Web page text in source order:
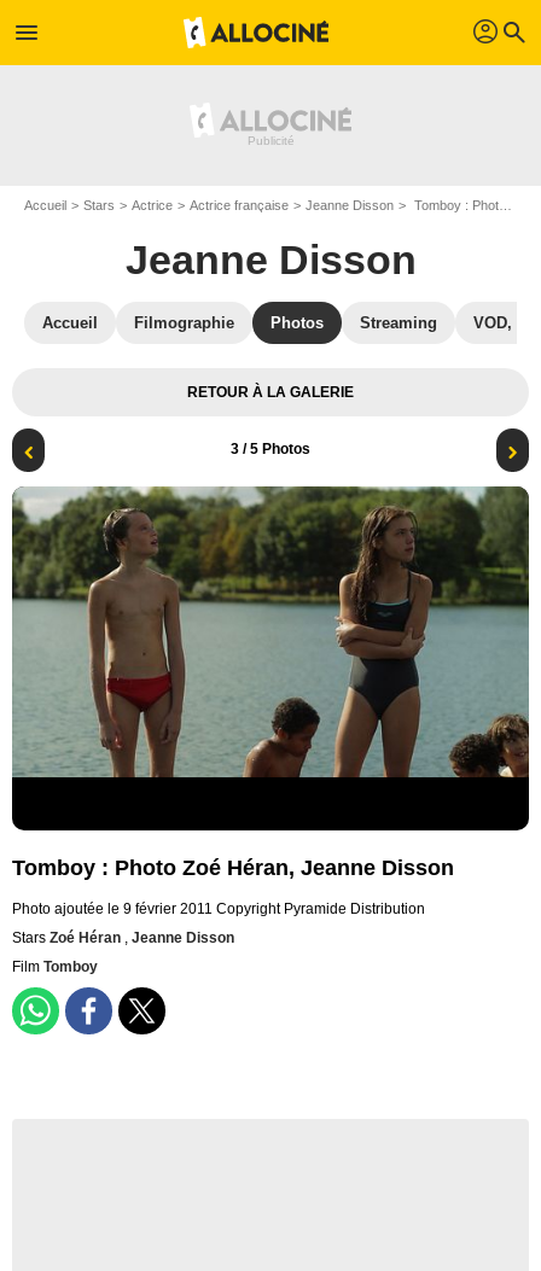
menu profil search
Accueil Stars Actrice Actrice française Jeanne Disson Tomboy : Photo Zoé Héran, Jeanne Disson
Jeanne Disson
Accueil Filmographie Photos Streaming VOD,
RETOUR À LA GALERIE
3 / 5 Photos
Tomboy : Photo Zoé Héran, Jeanne Disson
Photo ajoutée le 9 février 2011 Copyright Pyramide Distribution
Stars Zoé Héran , Jeanne Disson
Film Tomboy